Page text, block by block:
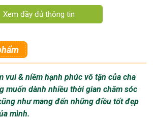
tinh dầu của Nhật. Giá 235k. Lọ Tinh
1 lốc 2 chai
bạn sẽ cảm thấy thật khó chịu khi
người thân bị làm phiền bởi nạn muỗi
muỗi là một giải pháp được nhiều người
sử dụng hương muỗi có thực sự hiệu
bạn và gia đình hay không? Đặc biệt
sử dụng hương muỗi là một điều tối
vui & niềm hạnh phúc vô tận của cha
muốn dành nhiều thời gian chăm sóc
như mang đến những điều tốt đẹp
mình.